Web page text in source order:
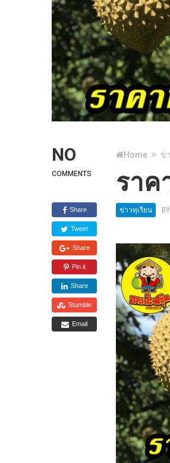
NO
COMMENTS
Share
Tweet
Share
Pin it
Share
Stumble
Email
Home ข่
ราค
ข่าวทุเรียน BY